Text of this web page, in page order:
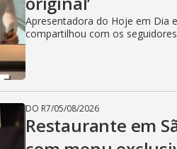
i
d
Apresentadora do Hoje em Dia
compartilhou com os
DO R7/05/08/2026
Restaurante em